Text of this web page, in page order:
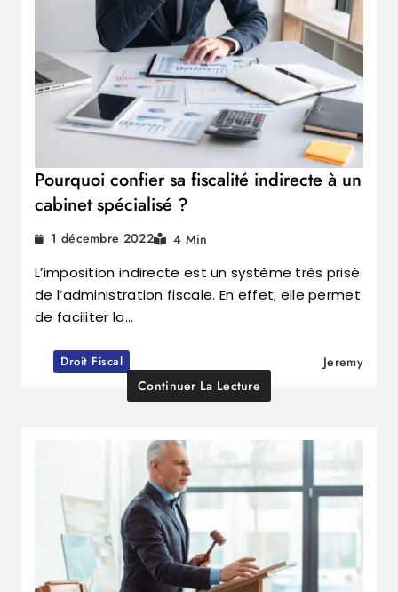
Pourquoi confier sa fiscalité indirecte à un
cabinet spécialisé ?
1 décembre 2022 4 Min
L’imposition indirecte est un système très prisé
de l’administration fiscale. En effet, elle permet
de faciliter la…
Droit Fiscal
Jeremy
Continuer La Lecture